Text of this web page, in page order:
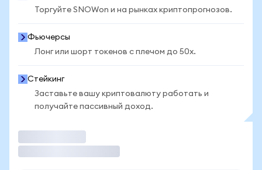
Торгуйте SNOWon и на рынках криптопрогнозов.
Фьючерсы
Лонг или шорт токенов с плечом до 50x.
Стейкинг
Заставьте вашу криптовалюту работать и
получайте пассивный доход.